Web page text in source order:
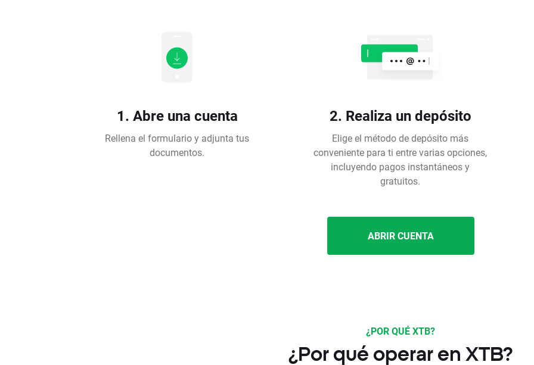
1. Abre una cuenta
Rellena el formulario y adjunta tus
documentos.
2. Realiza un depósito
Elige el método de depósito más
conveniente para ti entre varias opciones,
incluyendo pagos instantáneos y
gratuitos.
ABRIR CUENTA
¿POR QUÉ XTB?
¿Por qué operar en XTB?